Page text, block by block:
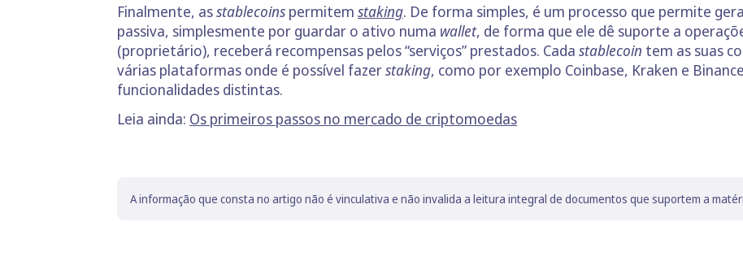
Finalmente, asstablecoins permitem staking. De forma simples, é um processo que permite
passiva, simplesmente por guardar o ativo numa wallet, de forma que ele dê suporte a
(proprietário), receberá recompensas pelos “serviços” prestados. Cada stablecoin tem as suas
várias plataformas onde é possível fazerstaking, como por exemplo Coinbase, Kraken e
funcionalidades distintas.
Leia ainda: Os primeiros passos no mercado de criptomoedas
A informação que consta no artigo não é vinculativa e não invalida a leitura integral de documentos que suportem a